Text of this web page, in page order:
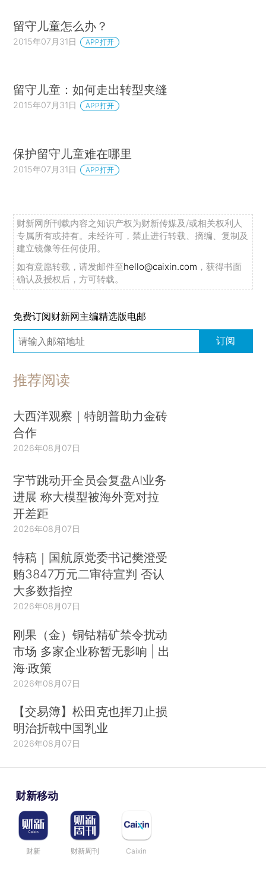
留守儿童怎么办？
2015年07月31日 APP打开
留守儿童：如何走出转型夹缝
2015年07月31日 APP打开
保护留守儿童难在哪里
2015年07月31日 APP打开
财新网所刊载内容之知识产权为财新传媒及/或相关权利人
专属所有或持有。未经许可，禁止进行转载、摘编、复制及
建立镜像等任何使用。
如有意愿转载，请发邮件至hello@caixin.com ，获得书面
确认及授权后，方可转载。
免费订阅财新网主编精选版电邮
订阅
推荐阅读
大西洋观察｜特朗普助力金砖
合作
2026年08月07日
字节跳动开全员会复盘AI业务
进展 称大模型被海外竞对拉
开差距
2026年08月07日
特稿｜国航原党委书记樊澄受
贿3847万元二审待宣判 否认
大多数指控
2026年08月07日
刚果（金）铜钴精矿禁令扰动
市场 多家企业称暂无影响 | 出
海·政策
2026年08月07日
【交易簿】松田克也挥刀止损
明治折戟中国乳业
2026年08月07日
财新移动
财新 财新周刊 Caixin